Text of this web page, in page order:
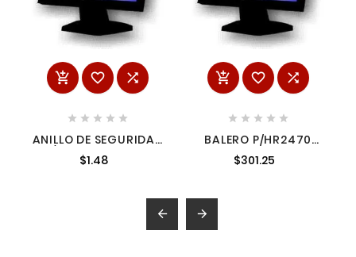
  
    
ANILLO DE SEGURIDAD
P/HP1630 4241129
4241129
$1.48
  
    
BALERO P/HR2470
2271794 2271794
$301.25
 